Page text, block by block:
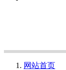
网站首页